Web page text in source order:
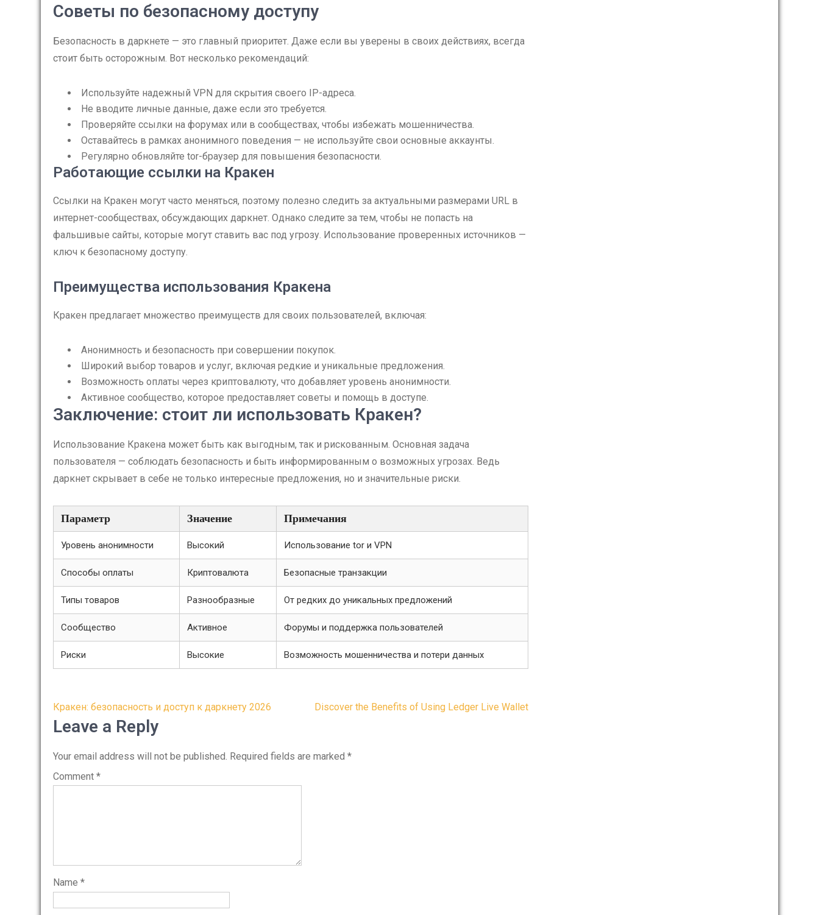
Советы по безопасному доступу
Безопасность в даркнете — это главный приоритет. Даже если вы уверены в своих действиях, всегда
стоит быть осторожным. Вот несколько рекомендаций:
Используйте надежный VPN для скрытия своего IP-адреса.
Не вводите личные данные, даже если это требуется.
Проверяйте ссылки на форумах или в сообществах, чтобы избежать мошенничества.
Оставайтесь в рамках анонимного поведения — не используйте свои основные аккаунты.
Регулярно обновляйте tor-браузер для повышения безопасности.
Работающие ссылки на Кракен
Ссылки на Кракен могут часто меняться, поэтому полезно следить за актуальными размерами URL в
интернет-сообществах, обсуждающих даркнет. Однако следите за тем, чтобы не попасть на
фальшивые сайты, которые могут ставить вас под угрозу. Использование проверенных источников —
ключ к безопасному доступу.
Преимущества использования Кракена
Кракен предлагает множество преимуществ для своих пользователей, включая:
Анонимность и безопасность при совершении покупок.
Широкий выбор товаров и услуг, включая редкие и уникальные предложения.
Возможность оплаты через криптовалюту, что добавляет уровень анонимности.
Активное сообщество, которое предоставляет советы и помощь в доступе.
Заключение: стоит ли использовать Кракен?
Использование Кракена может быть как выгодным, так и рискованным. Основная задача
пользователя — соблюдать безопасность и быть информированным о возможных угрозах. Ведь
даркнет скрывает в себе не только интересные предложения, но и значительные риски.
Параметр Значение Примечания
Уровень анонимности Высокий Использование tor и VPN
Способы оплаты Криптовалюта Безопасные транзакции
Типы товаров Разнообразные От редких до уникальных предложений
Сообщество Активное Форумы и поддержка пользователей
Риски Высокие Возможность мошенничества и потери данных
Post
navigation
Кракен: безопасность и доступ к даркнету 2026 Discover the Benefits of Using Ledger Live Wallet
Leave a Reply
Your email address will not be published. Required fields are marked *
Comment *
Name *